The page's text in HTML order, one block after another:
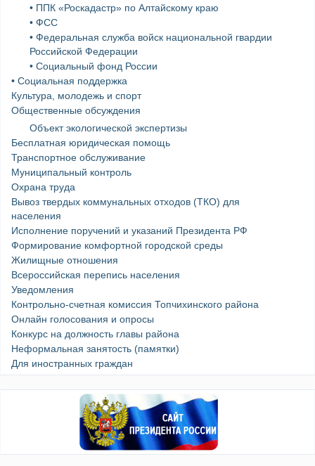
• ППК «Роскадастр» по Алтайскому краю
• ФСС
• Федеральная служба войск национальной гвардии
Российской Федерации
• Социальный фонд России
• Социальная поддержка
Культура, молодежь и спорт
Общественные обсуждения
Объект экологической экспертизы
Бесплатная юридическая помощь
Транспортное обслуживание
Муниципальный контроль
Охрана труда
Вывоз твердых коммунальных отходов (ТКО) для
населения
Исполнение поручений и указаний Президента РФ
Формирование комфортной городской среды
Жилищные отношения
Всероссийская перепись населения
Уведомления
Контрольно-счетная комиссия Топчихинского района
Онлайн голосования и опросы
Конкурс на должность главы района
Неформальная занятость (памятки)
Для иностранных граждан